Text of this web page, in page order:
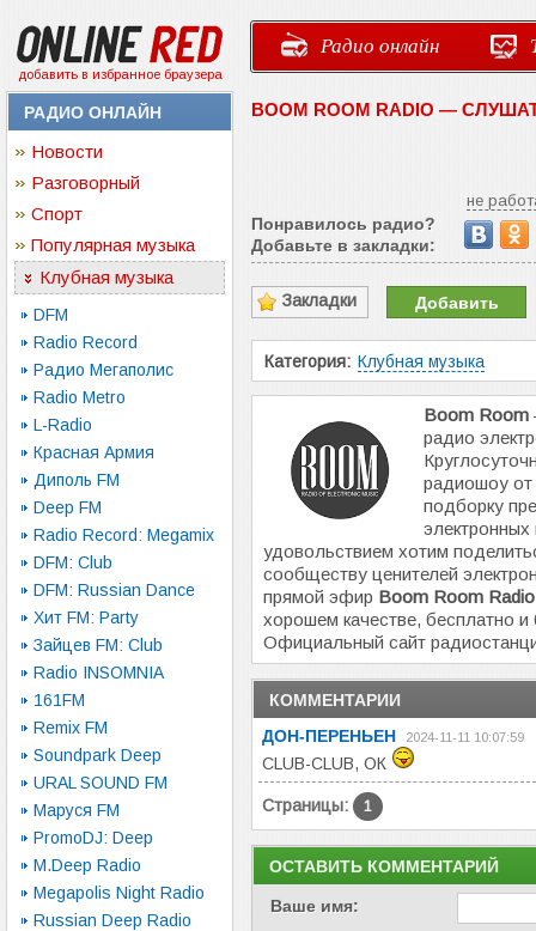
добавить в избранное браузера
Радио онлайн
РАДИО ОНЛАЙН
Новости
Разговорный
Спорт
Популярная музыка
Клубная музыка
DFM
Radio Record
Радио Мегаполис
Radio Metro
L-Radio
Красная Армия
Диполь FM
Deep FM
Radio Record: Megamix
DFM: Club
DFM: Russian Dance
Хит FM: Party
Зайцев FM: Club
Radio INSOMNIA
161FM
Remix FM
Soundpark Deep
URAL SOUND FM
Маруся FM
PromoDJ: Deep
M.Deep Radio
Megapolis Night Radio
Russian Deep Radio
BOOM ROOM RADIO —
не
Понравилось радио?
Добавьте в закладки:
Закладки Добавить
Категория: Клубная музыка
Boom Room
радио
радиошоу от
подборку
удовольствием хотим
сообществу ценителей
прямой эфир Boom Room
хорошем качестве, бесплатно и
Официальный сайт
КОММЕНТАРИИ
ДОН-ПЕРЕНЬЕН
2024-11-11 10:07:59
CLUB-CLUB, ОК
Страницы: 1
ОСТАВИТЬ КОММЕНТАРИЙ
Ваше имя: